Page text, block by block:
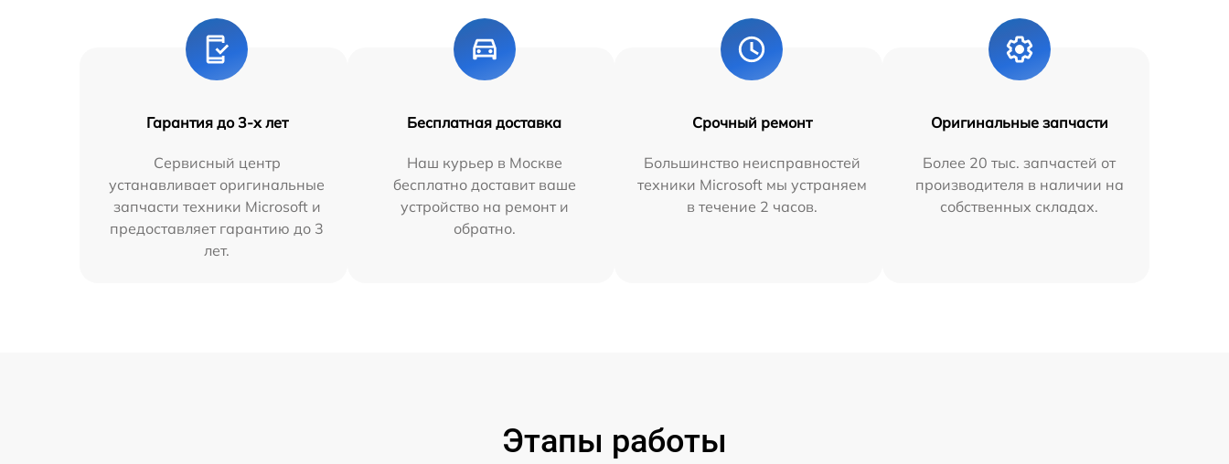
Гарантия до 3-х лет
Сервисный центр
устанавливает оригинальные
запчасти техники Microsoft и
предоставляет гарантию до 3
лет.
Бесплатная доставка
Наш курьер в Москве
бесплатно доставит ваше
устройство на ремонт и
обратно.
Срочный ремонт
Большинство неисправностей
техники Microsoft мы устраняем
в течение 2 часов.
Оригинальные запчасти
Более 20 тыс. запчастей от
производителя в наличии на
собственных складах.
Этапы работы